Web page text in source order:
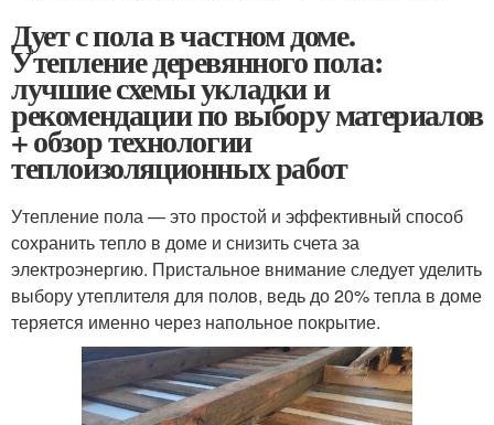
Дует с пола в частном доме.
Утепление деревянного пола:
лучшие схемы укладки и
рекомендации по выбору материалов
+ обзор технологии
теплоизоляционных работ
Утепление пола — это простой и эффективный способ
сохранить тепло в доме и снизить счета за
электроэнергию. Пристальное внимание следует уделить
выбору утеплителя для полов, ведь до 20% тепла в доме
теряется именно через напольное покрытие.